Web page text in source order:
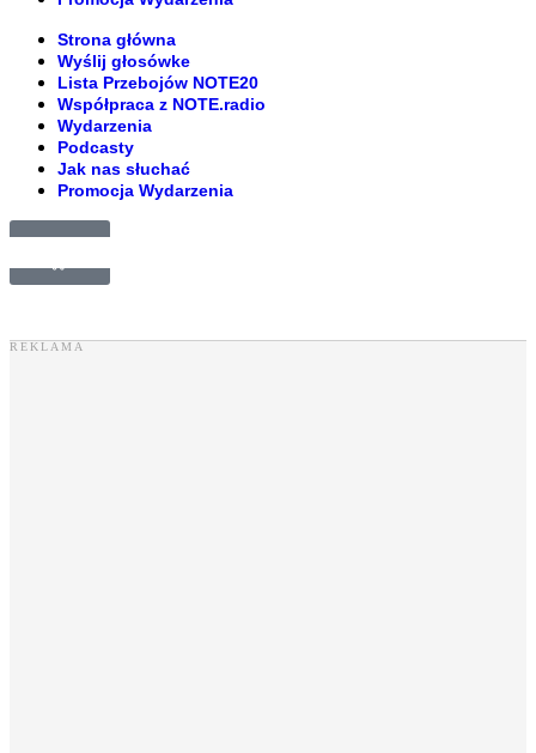
Strona główna
Wyślij głosówke
Lista Przebojów NOTE20
Współpraca z NOTE.radio
Wydarzenia
Podcasty
Jak nas słuchać
Promocja Wydarzenia
£0.00